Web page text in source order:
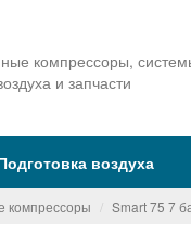
компрессоры,
и запчасти
воздуха
компрессоры Smart 75 7